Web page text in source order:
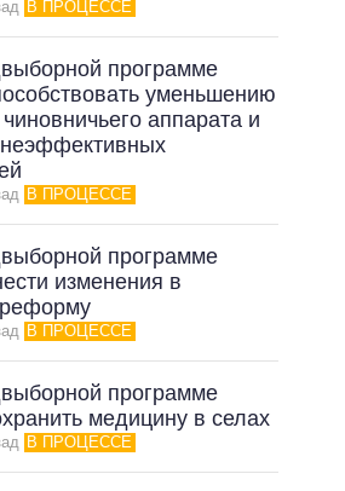
В ПРОЦЕССЕ
программе
уменьшению
аппарата и
В ПРОЦЕССЕ
программе
изменения в
В ПРОЦЕССЕ
программе
медицину в селах
В ПРОЦЕССЕ